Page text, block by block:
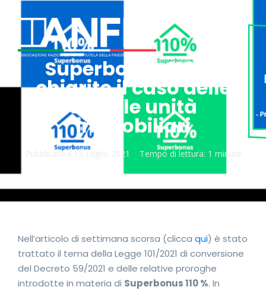
Superbonus 110 %:
chiarito il caso delle
singole unità
immobiliari
Pubblicato il15 Luglio 2021 Tempo di lettura: 1 minute
Nell’articolo di settimana scorsa (clicca qui) è stato
trattato il tema della Legge 101/2021 di conversione
del Decreto 59/2021 e delle relative proroghe
introdotte in materia di Superbonus 110 %. In